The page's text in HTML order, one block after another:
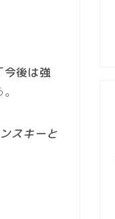
今後は強
スキーと